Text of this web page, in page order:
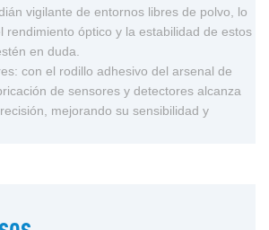
vigilante de entornos libres de polvo, lo
rendimiento óptico y la estabilidad de estos
en duda.
con el rodillo adhesivo del arsenal de
de sensores y detectores alcanza
mejorando su sensibilidad y